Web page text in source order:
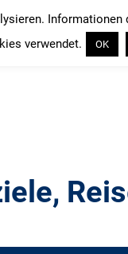
Informationen
verwendet.
OK